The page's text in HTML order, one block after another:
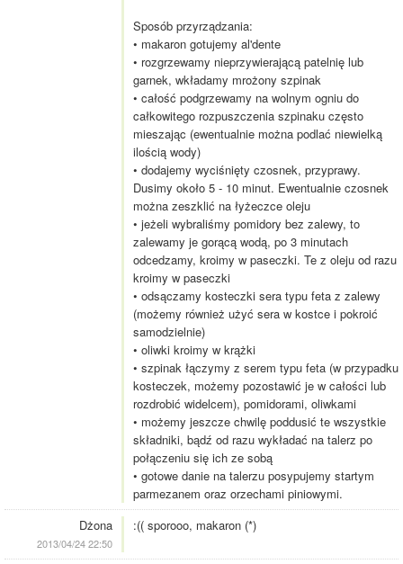
Sposób przyrządzania:
• makaron gotujemy al'dente
• rozgrzewamy nieprzywierającą patelnię lub
garnek, wkładamy mrożony szpinak
• całość podgrzewamy na wolnym ogniu do
całkowitego rozpuszczenia szpinaku często
mieszając (ewentualnie można podlać niewielką
ilością wody)
• dodajemy wyciśnięty czosnek, przyprawy.
Dusimy około 5 - 10 minut. Ewentualnie czosnek
można zeszklić na łyżeczce oleju
• jeżeli wybraliśmy pomidory bez zalewy, to
zalewamy je gorącą wodą, po 3 minutach
odcedzamy, kroimy w paseczki. Te z oleju od razu
kroimy w paseczki
• odsączamy kosteczki sera typu feta z zalewy
(możemy również użyć sera w kostce i pokroić
samodzielnie)
• oliwki kroimy w krążki
• szpinak łączymy z serem typu feta (w przypadku
kosteczek, możemy pozostawić je w całości lub
rozdrobić widelcem), pomidorami, oliwkami
• możemy jeszcze chwilę poddusić te wszystkie
składniki, bądź od razu wykładać na talerz po
połączeniu się ich ze sobą
• gotowe danie na talerzu posypujemy startym
parmezanem oraz orzechami piniowymi.
Dżona
2013/04/24 22:50
:(( sporooo, makaron (*)